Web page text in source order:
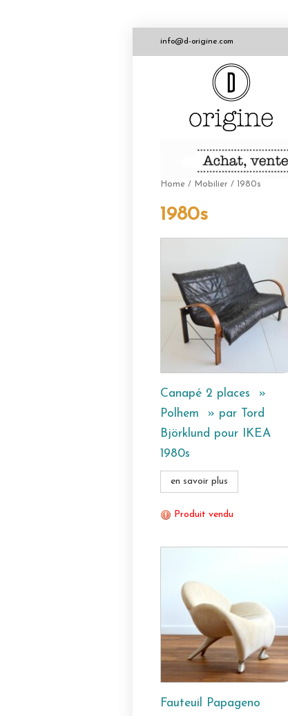
info@d-origine.com
Home / Mobilier / 1980s
1980s
Canapé 2 places »
Polhem » par Tord
Björklund pour IKEA
1980s
en savoir plus
Produit vendu
Fauteuil Papageno